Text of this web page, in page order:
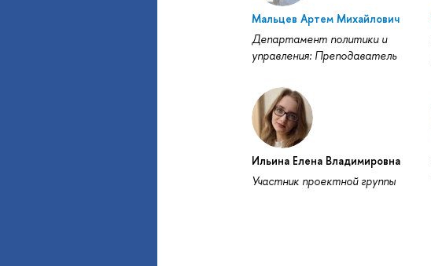
Мальцев Артем Михайлович
Департамент политики и
управления: Преподаватель
Ильина Елена Владимировна
Участник проектной группы